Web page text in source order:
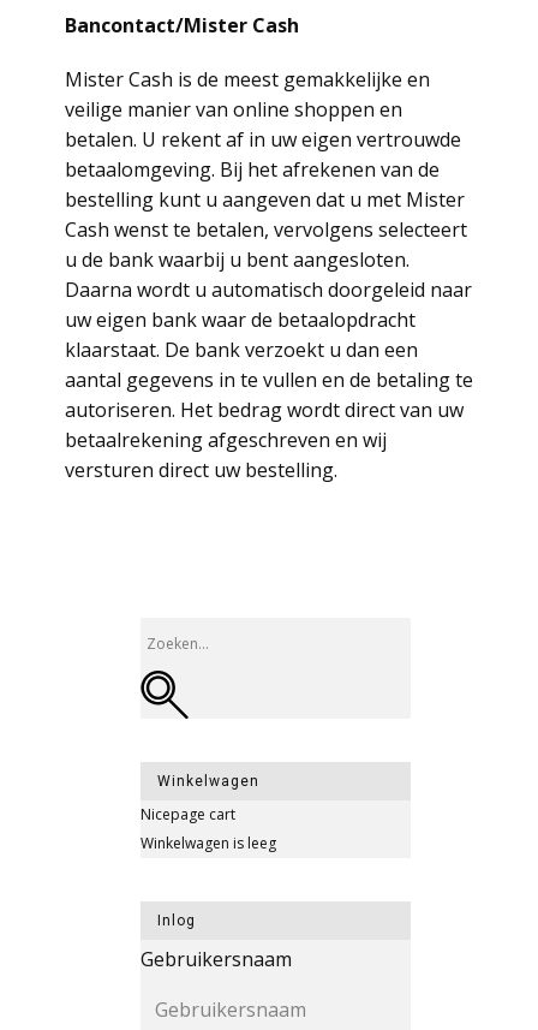
Bancontact/Mister Cash
Mister Cash is de meest gemakkelijke en
veilige manier van online shoppen en
betalen. U rekent af in uw eigen vertrouwde
betaalomgeving. Bij het afrekenen van de
bestelling kunt u aangeven dat u met Mister
Cash wenst te betalen, vervolgens selecteert
u de bank waarbij u bent aangesloten.
Daarna wordt u automatisch doorgeleid naar
uw eigen bank waar de betaalopdracht
klaarstaat. De bank verzoekt u dan een
aantal gegevens in te vullen en de betaling te
autoriseren. Het bedrag wordt direct van uw
betaalrekening afgeschreven en wij
versturen direct uw bestelling.
Winkelwagen
Nicepage cart
Winkelwagen is leeg
Inlog
Gebruikersnaam